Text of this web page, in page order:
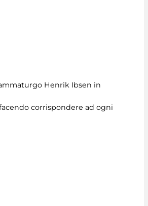
Henrik Ibsen in
corrispondere ad ogni